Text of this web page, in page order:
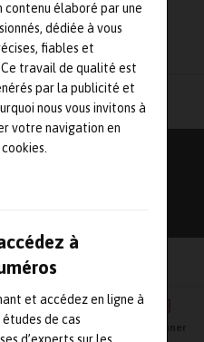
contenu élaboré par une
dédiée à vous
fiables et
travail de qualité est
par la publicité et
nous vous invitons à
votre navigation en
à
et accédez en ligne à
de cas
Vidéos S'abonner